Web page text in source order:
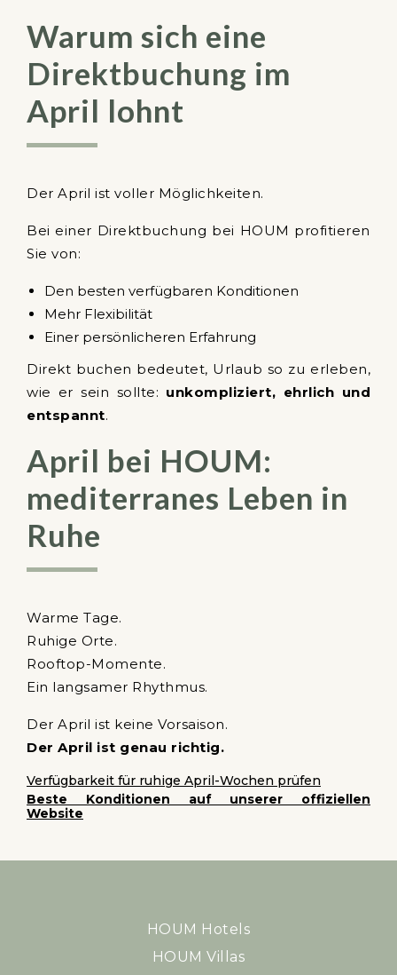
Warum sich eine
Direktbuchung im
April lohnt
Der April ist voller Möglichkeiten.
Bei einer Direktbuchung bei HOUM profitieren
Sie von:
Den besten verfügbaren Konditionen
Mehr Flexibilität
Einer persönlicheren Erfahrung
Direkt buchen bedeutet, Urlaub so zu erleben,
wie er sein sollte: unkompliziert, ehrlich und
entspannt.
April bei HOUM:
mediterranes Leben in
Ruhe
Warme Tage.
Ruhige Orte.
Rooftop-Momente.
Ein langsamer Rhythmus.
Der April ist keine Vorsaison.
Der April ist genau richtig.
Verfügbarkeit für ruhige April-Wochen prüfen
Beste Konditionen auf unserer offiziellen
Website
HOUM Hotels
HOUM Villas